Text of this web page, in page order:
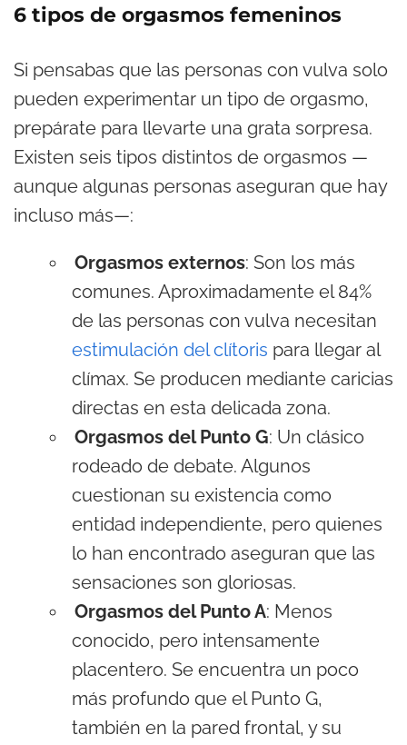
6 tipos de orgasmos femeninos
Si pensabas que las personas con vulva solo
pueden experimentar un tipo de orgasmo,
prepárate para llevarte una grata sorpresa.
Existen seis tipos distintos de orgasmos —
aunque algunas personas aseguran que hay
incluso más—:
Orgasmos externos: Son los más
comunes. Aproximadamente el 84%
de las personas con vulva necesitan
estimulación del clítoris para llegar al
clímax. Se producen mediante caricias
directas en esta delicada zona.
Orgasmos del Punto G: Un clásico
rodeado de debate. Algunos
cuestionan su existencia como
entidad independiente, pero quienes
lo han encontrado aseguran que las
sensaciones son gloriosas.
Orgasmos del Punto A: Menos
conocido, pero intensamente
placentero. Se encuentra un poco
más profundo que el Punto G,
también en la pared frontal, y su